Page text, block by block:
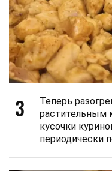
3
Теперь
растительным
кусочки
периодически